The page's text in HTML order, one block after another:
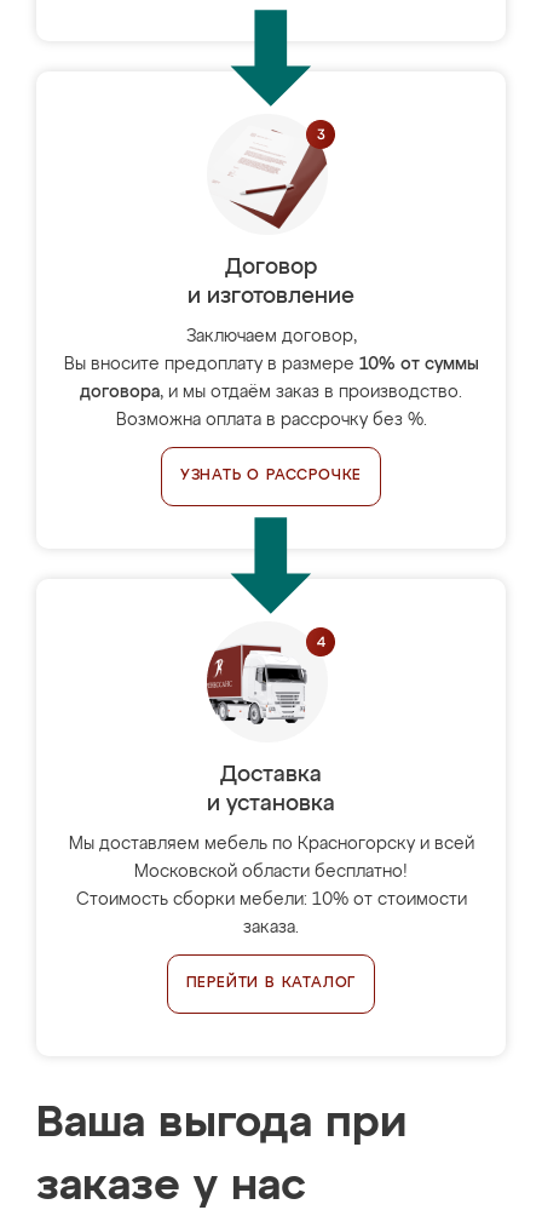
Договор
и изготовление
Заключаем договор,
Вы вносите предоплату в размере 10% от суммы
договора, и мы отдаём заказ в производство.
Возможна оплата в рассрочку без %.
УЗНАТЬ О РАССРОЧКЕ
Доставка
и установка
Мы доставляем мебель по Красногорску и всей
Московской области бесплатно!
Стоимость сборки мебели: 10% от стоимости
заказа.
ПЕРЕЙТИ В КАТАЛОГ
Ваша выгода при
заказе у нас